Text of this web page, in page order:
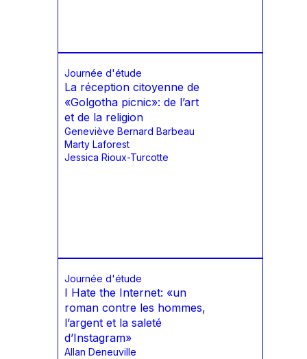
Journée d'étude
La réception citoyenne de
«Golgotha picnic»: de l’art
et de la religion
Geneviève Bernard Barbeau
Marty Laforest
Jessica Rioux-Turcotte
Journée d'étude
I Hate the Internet: «un
roman contre les hommes,
l’argent et la saleté
d’Instagram»
Allan Deneuville